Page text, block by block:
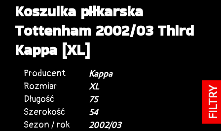
Koszulka piłkarska
Tottenham 2002/03 Third
Kappa [XL]
Producent
Kappa
Rozmiar
XL
Długość
75
Szerokość
54
Sezon / rok
2002/03
FILTRY